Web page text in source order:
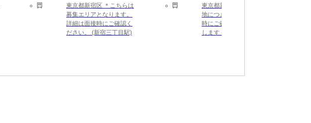
東京都新宿区 ＊こちらは
募集エリアとなります。
詳細は面接時にご確認く
ださい。 (新宿三丁目駅)
東京都新宿区 詳細な勤務
地につきましては、面接
時にご確認をお願いいた
します (新宿駅)